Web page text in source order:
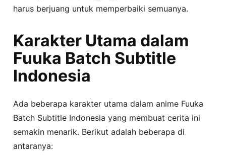
harus berjuang untuk memperbaiki semuanya.
Karakter Utama dalam
Fuuka Batch Subtitle
Indonesia
Ada beberapa karakter utama dalam anime Fuuka
Batch Subtitle Indonesia yang membuat cerita ini
semakin menarik. Berikut adalah beberapa di
antaranya: